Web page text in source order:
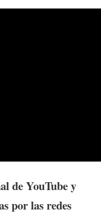
de YouTube y
por las redes